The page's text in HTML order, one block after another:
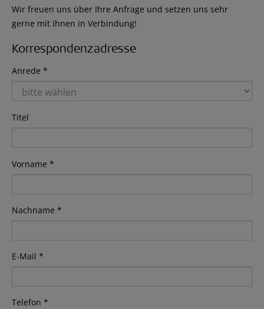
Wir freuen uns über Ihre Anfrage und setzen uns sehr
gerne mit Ihnen in Verbindung!
Korrespondenzadresse
Anrede *
Titel
Vorname *
Nachname *
E-Mail *
Telefon *